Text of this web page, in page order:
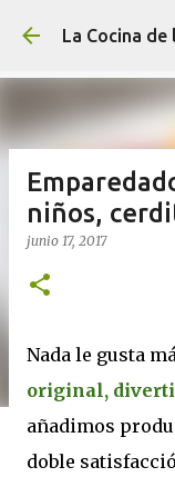
Ir
La Cocina de
niños,
junio 17, 2017
Nada le gusta
original,
añadimos
doble